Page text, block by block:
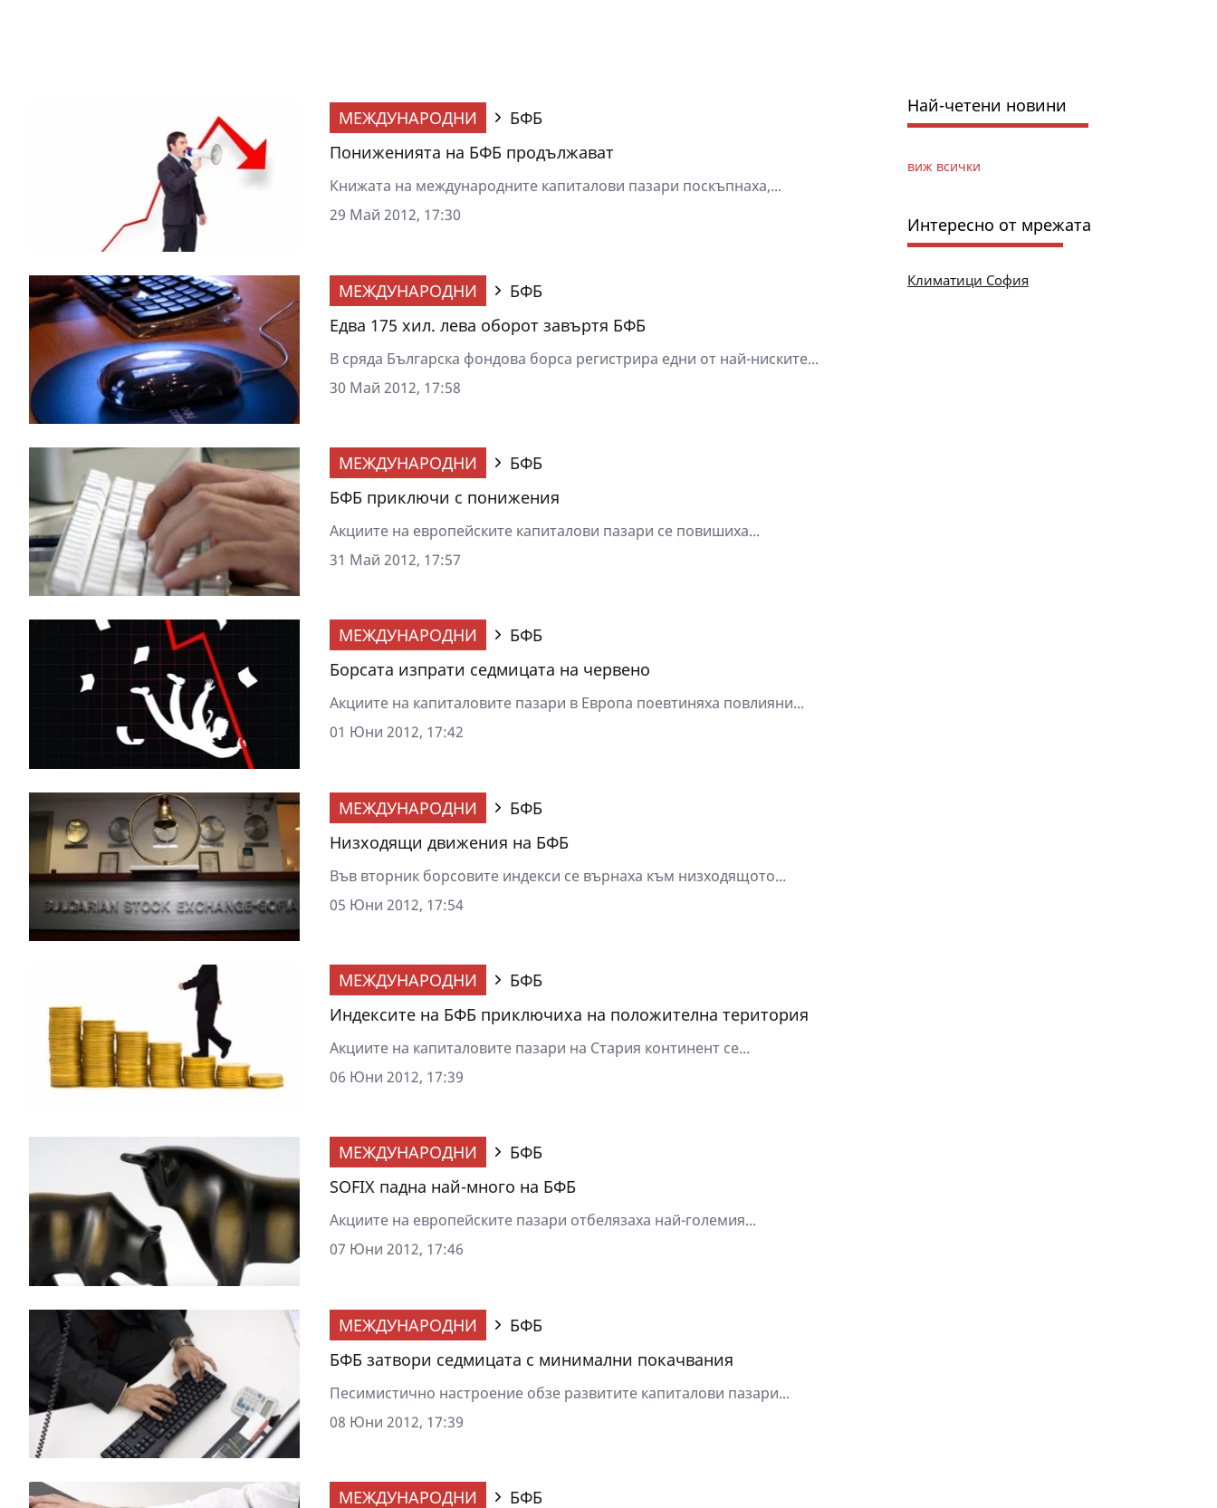
МЕЖДУНАРОДНИ
БФБ
Пониженията на БФБ продължават
Книжата на международните капиталови пазари поскъпнаха,...
29 Май 2012, 17:30
МЕЖДУНАРОДНИ
БФБ
Едва 175 хил. лева оборот завъртя БФБ
В сряда Българска фондова борса регистрира едни от най-ниските...
30 Май 2012, 17:58
МЕЖДУНАРОДНИ
БФБ
БФБ приключи с понижения
Акциите на европейските капиталови пазари се повишиха...
31 Май 2012, 17:57
МЕЖДУНАРОДНИ
БФБ
Борсата изпрати седмицата на червено
Акциите на капиталовите пазари в Европа поевтиняха повлияни...
01 Юни 2012, 17:42
МЕЖДУНАРОДНИ
БФБ
Низходящи движения на БФБ
Във вторник борсовите индекси се върнаха към низходящото...
05 Юни 2012, 17:54
МЕЖДУНАРОДНИ
БФБ
Индексите на БФБ приключиха на положителна територия
Акциите на капиталовите пазари на Стария континент се...
06 Юни 2012, 17:39
МЕЖДУНАРОДНИ
БФБ
SOFIX падна най-много на БФБ
Акциите на европейските пазари отбелязаха най-големия...
07 Юни 2012, 17:46
МЕЖДУНАРОДНИ
БФБ
БФБ затвори седмицата с минимални покачвания
Песимистично настроение обзе развитите капиталови пазари...
08 Юни 2012, 17:39
МЕЖДУНАРОДНИ БФБ
Най-четени новини
виж всички
Интересно от мрежата
Климатици София